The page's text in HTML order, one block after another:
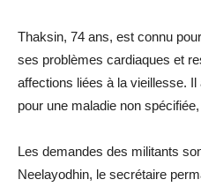
Thaksin, 74 ans, est connu
ses problèmes cardiaques et
affections liées à la vieillesse.
pour une maladie non
Les demandes des militants
Neelayodhin, le secrétaire